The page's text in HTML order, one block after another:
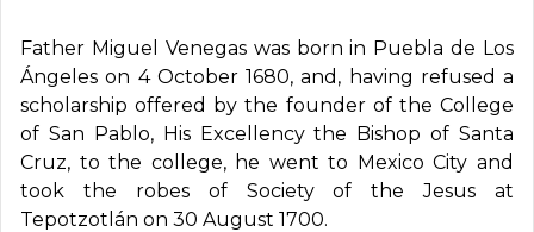
Father Miguel Venegas was born in Puebla de Los
Ángeles on 4 October 1680, and, having refused a
scholarship offered by the founder of the College
of San Pablo, His Excellency the Bishop of Santa
Cruz, to the college, he went to Mexico City and
took the robes of Society of the Jesus at
Tepotzotlán on 30 August 1700.